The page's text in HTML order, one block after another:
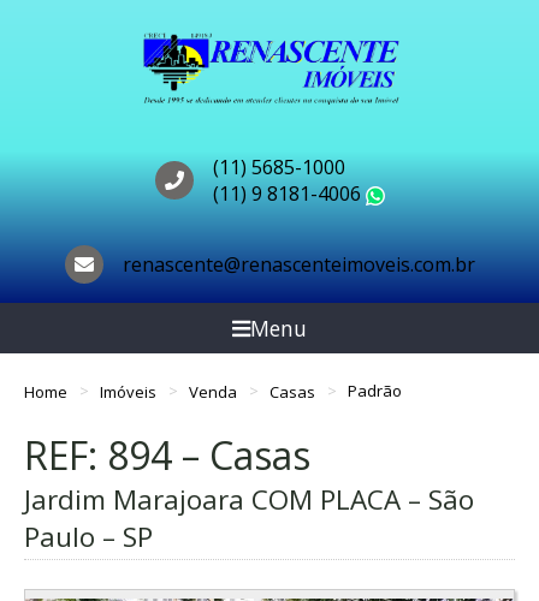
(11) 5685-1000
(11) 9 8181-4006
renascente@renascenteimoveis.com.br
Menu
Home Imóveis Venda Casas Padrão
REF: 894 – Casas
Jardim Marajoara COM PLACA – São
Paulo – SP